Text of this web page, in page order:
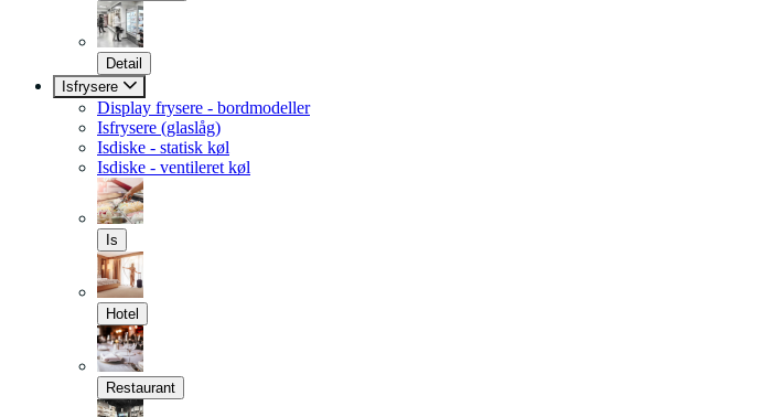
Detail
Isfrysere
Display frysere - bordmodeller
Isfrysere (glaslåg)
Isdiske - statisk køl
Isdiske - ventileret køl
Is
Hotel
Restaurant